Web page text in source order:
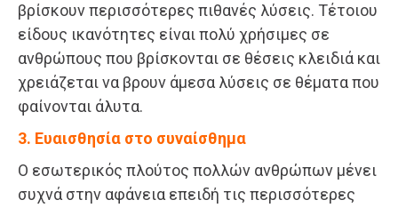
βρίσκουν περισσότερες πιθανές λύσεις. Τέτοιου
είδους ικανότητες είναι πολύ χρήσιμες σε
ανθρώπους που βρίσκονται σε θέσεις κλειδιά και
χρειάζεται να βρουν άμεσα λύσεις σε θέματα που
φαίνονται άλυτα.
3. Ευαισθησία στο συναίσθημα
Ο εσωτερικός πλούτος πολλών ανθρώπων μένει
συχνά στην αφάνεια επειδή τις περισσότερες